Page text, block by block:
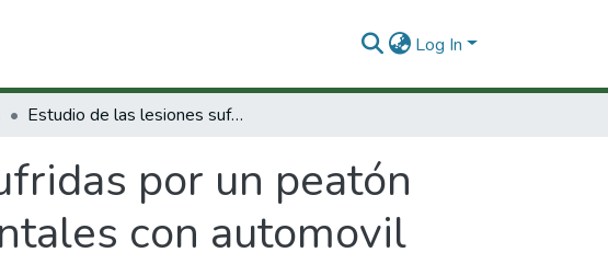
Log In
Estudio de las lesiones sufridas por un peatón adulto (19-55 años) en atropellos frontales con automovil
por un peatón
con automovil